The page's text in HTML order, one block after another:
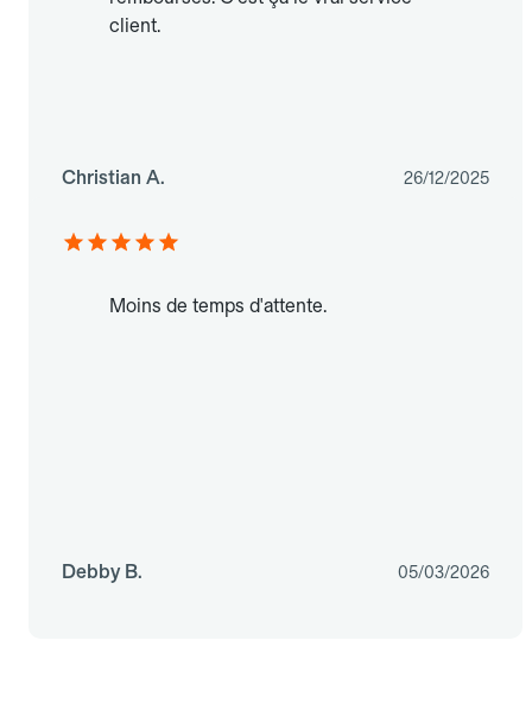
client.
Christian A. 26/12/2025
Moins de temps d'attente.
Debby B. 05/03/2026